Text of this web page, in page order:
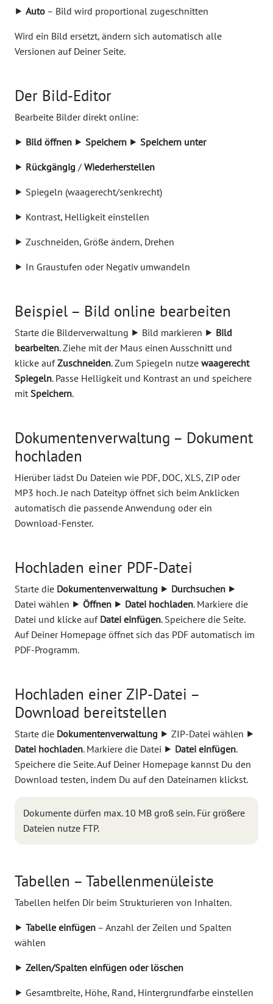
⯈ Auto – Bild wird proportional zugeschnitten
Wird ein Bild ersetzt, ändern sich automatisch alle
Versionen auf Deiner Seite.
Der Bild-Editor
Bearbeite Bilder direkt online:
⯈ Bild öffnen ⯈ Speichern ⯈ Speichern unter
⯈ Rückgängig / Wiederherstellen
⯈ Spiegeln (waagerecht/senkrecht)
⯈ Kontrast, Helligkeit einstellen
⯈ Zuschneiden, Größe ändern, Drehen
⯈ In Graustufen oder Negativ umwandeln
Beispiel – Bild online bearbeiten
Starte die Bilderverwaltung ⯈ Bild markieren ⯈ Bild
bearbeiten. Ziehe mit der Maus einen Ausschnitt und
klicke aufZuschneiden. Zum Spiegeln nutze waagerecht
Spiegeln. Passe Helligkeit und Kontrast an und speichere
mitSpeichern.
Dokumentenverwaltung – Dokument
hochladen
Hierüber lädst Du Dateien wie PDF, DOC, XLS, ZIP oder
MP3 hoch. Je nach Dateityp öffnet sich beim Anklicken
automatisch die passende Anwendung oder ein
Download-Fenster.
Hochladen einer PDF-Datei
Starte die Dokumentenverwaltung ⯈ Durchsuchen ⯈
Datei wählen ⯈ Öffnen ⯈ Datei hochladen. Markiere die
Datei und klicke auf Datei einfügen. Speichere die Seite.
Auf Deiner Homepage öffnet sich das PDF automatisch im
PDF-Programm.
Hochladen einer ZIP-Datei –
Download bereitstellen
Starte die Dokumentenverwaltung ⯈ ZIP-Datei wählen ⯈
Datei hochladen. Markiere die Datei ⯈ Datei einfügen.
Speichere die Seite. Auf Deiner Homepage kannst Du den
Download testen, indem Du auf den Dateinamen klickst.
Dokumente dürfen max. 10 MB groß sein. Für größere
Dateien nutze FTP.
Tabellen – Tabellenmenüleiste
Tabellen helfen Dir beim Strukturieren von Inhalten.
⯈ Tabelle einfügen – Anzahl der Zeilen und Spalten
wählen
⯈ Zeilen/Spalten einfügen oder löschen
⯈ Gesamtbreite, Höhe, Rand, Hintergrundfarbe einstellen